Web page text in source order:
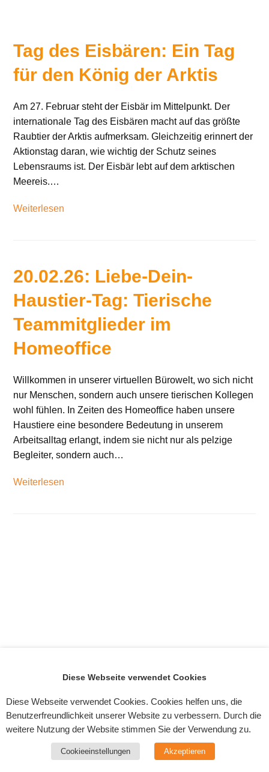
Tag des Eisbären: Ein Tag
für den König der Arktis
Am 27. Februar steht der Eisbär im Mittelpunkt. Der
internationale Tag des Eisbären macht auf das größte
Raubtier der Arktis aufmerksam. Gleichzeitig erinnert der
Aktionstag daran, wie wichtig der Schutz seines
Lebensraums ist. Der Eisbär lebt auf dem arktischen
Meereis.…
Weiterlesen
20.02.26: Liebe-Dein-
Haustier-Tag: Tierische
Teammitglieder im
Homeoffice
Willkommen in unserer virtuellen Bürowelt, wo sich nicht
nur Menschen, sondern auch unsere tierischen Kollegen
wohl fühlen. In Zeiten des Homeoffice haben unsere
Haustiere eine besondere Bedeutung in unserem
Arbeitsalltag erlangt, indem sie nicht nur als pelzige
Begleiter, sondern auch…
Weiterlesen
Diese Webseite verwendet Cookies
Diese Webseite verwendet Cookies. Cookies helfen uns, die
Benutzerfreundlichkeit unserer Website zu verbessern. Durch die
weitere Nutzung der Website stimmen Sie der Verwendung zu.
Cookieeinstellungen Akzeptieren